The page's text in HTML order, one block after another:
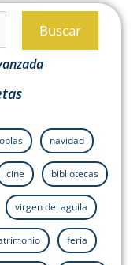
Buscar
navidad
cine bibliotecas
virgen del aguila
feria